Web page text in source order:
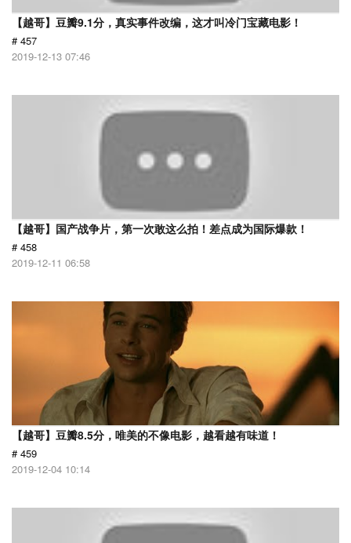
【越哥】豆瓣9.1分，真实事件改编，这才叫冷门宝藏电影！
# 457
2019-12-13 07:46
【越哥】国产战争片，第一次敢这么拍！差点成为国际爆款！
# 458
2019-12-11 06:58
【越哥】豆瓣8.5分，唯美的不像电影，越看越有味道！
# 459
2019-12-04 10:14